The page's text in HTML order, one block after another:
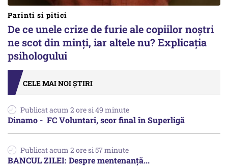
Parinti si pitici
De ce unele crize de furie ale copiilor noștri
ne scot din minți, iar altele nu? Explicația
psihologului
CELE MAI NOI ȘTIRI
Publicat acum 2 ore si 49 minute
Dinamo - FC Voluntari, scor final în Superligă
Publicat acum 2 ore si 57 minute
BANCUL ZILEI: Despre mentenanță...